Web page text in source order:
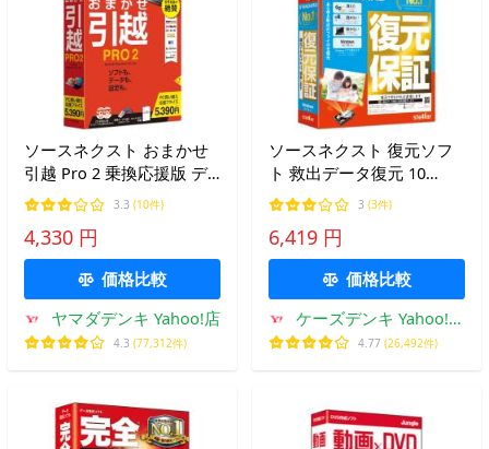
ソースネクスト おまかせ
引越 Pro 2 乗換応援版 デ
ータ移行ソフト
3.3 (10件)
4,330 円
価格比較
ヤマダデンキ Yahoo!店
4.3 (77,312件)
ソースネクスト 復元ソフ
ト 救出データ復元 10
Standard
3 (3件)
6,419 円
価格比較
ケーズデンキ Yahoo!シ
ョップ
4.77 (26,492件)